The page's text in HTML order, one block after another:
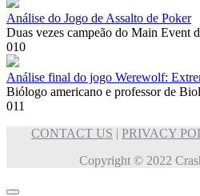
Análise do Jogo de Assalto de Poker
Duas vezes campeão do Main Event
010
Análise final do jogo Werewolf:
Biólogo americano e professor de
011
CONTACT US | PRIVACY
Copyright © 2022